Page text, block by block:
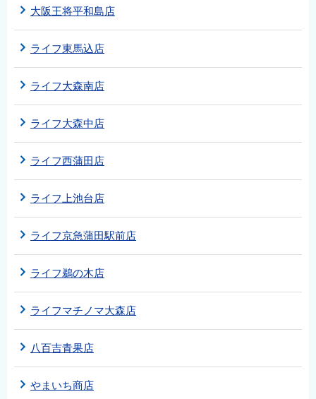
大阪王将平和島店
ライフ東馬込店
ライフ大森南店
ライフ大森中店
ライフ西蒲田店
ライフ上池台店
ライフ京急蒲田駅前店
ライフ鵜の木店
ライフマチノマ大森店
八百吉青果店
やまいち商店